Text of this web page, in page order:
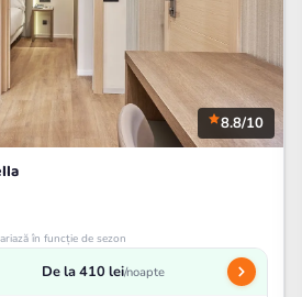
8.8/10
în funcție de sezon
De la 410 lei/noapte